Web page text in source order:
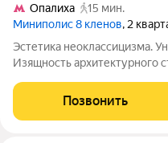
Опалиха
15 мин.
Миниполис 8 кленов, 2
Эстетика неоклассицизма.
Изящность архитектурного
Несмотря на удаленность
магистралей добраться до
Позвонить